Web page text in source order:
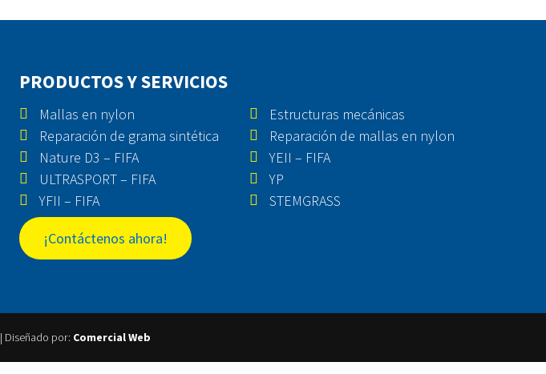
PRODUCTOS Y SERVICIOS
Mallas en nylon
Estructuras mecánicas
Reparación de grama sintética
Reparación de mallas en nylon
Nature D3 – FIFA
YEII – FIFA
ULTRASPORT – FIFA
YP
YFII – FIFA
STEMGRASS
¡Contáctenos ahora!
| Diseñado por: Comercial Web